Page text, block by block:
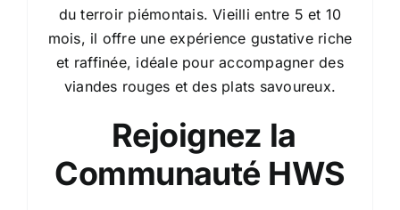
du terroir piémontais. Vieilli entre 5 et 10
mois, il offre une expérience gustative riche
et raffinée, idéale pour accompagner des
viandes rouges et des plats savoureux.
Rejoignez la
Communauté HWS